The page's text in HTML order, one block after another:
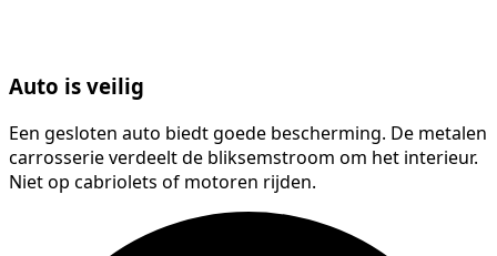
Auto is veilig
Een gesloten auto biedt goede bescherming. De metalen
carrosserie verdeelt de bliksemstroom om het interieur.
Niet op cabriolets of motoren rijden.